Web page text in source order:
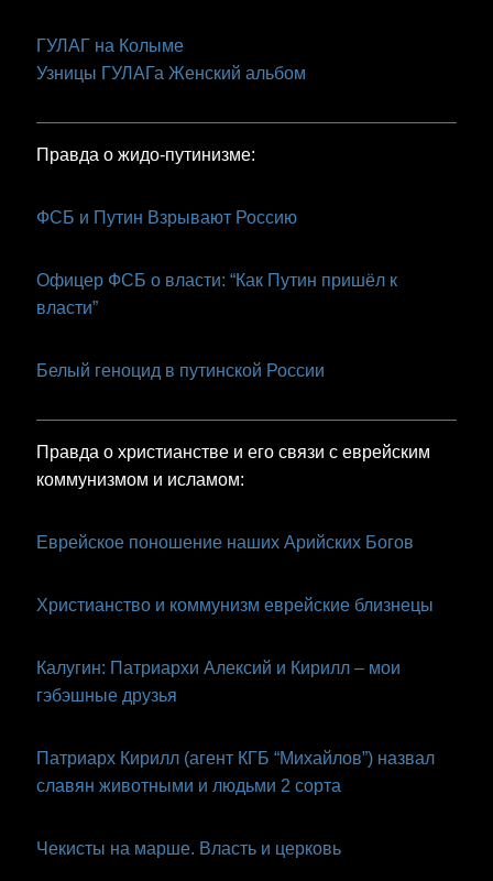
ГУЛАГ на Колыме
Узницы ГУЛАГа Женский альбом
Правда о жидо-путинизме:
ФСБ и Путин Взрывают Россию
Офицер ФСБ о власти: “Как Путин пришёл к
власти”
Белый геноцид в путинской России
Правда о христианстве и его связи с еврейским
коммунизмом и исламом:
Еврейское поношение наших Арийских Богов
Христианство и коммунизм еврейские близнецы
Калугин: Патриархи Алексий и Кирилл – мои
гэбэшные друзья
Патриарх Кирилл (агент КГБ “Михайлов”) назвал
славян животными и людьми 2 сорта
Чекисты на марше. Власть и церковь